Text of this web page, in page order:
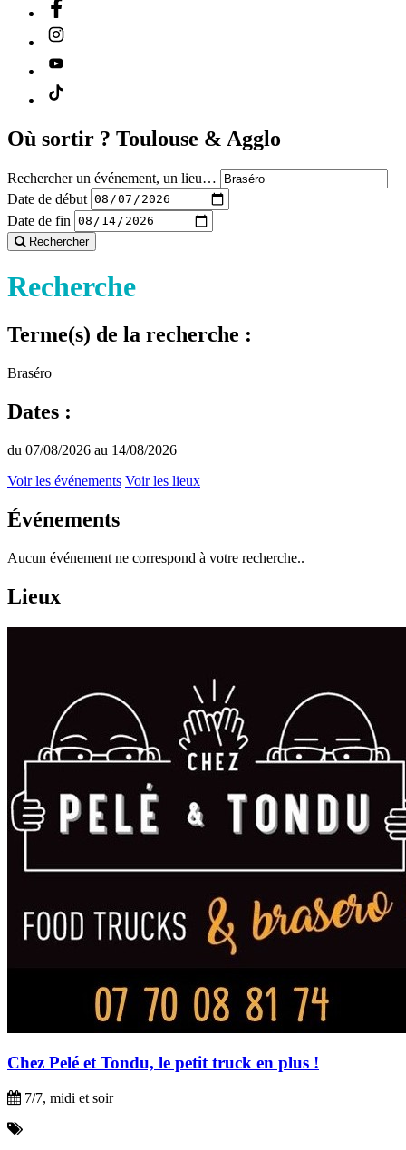
Où sortir ? Toulouse & Agglo
Rechercher un événement, un lieu…
Date de début
Date de fin
Rechercher
Recherche
Terme(s) de la recherche :
Braséro
Dates :
du 07/08/2026 au 14/08/2026
Voir les événements Voir les lieux
Événements
Aucun événement ne correspond à votre recherche..
Lieux
Chez Pelé et Tondu, le petit truck en plus !
7/7, midi et soir